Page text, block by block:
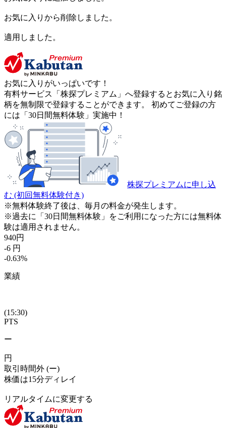
お気に入りから削除しました。
適用しました。
お気に入りがいっぱいです！
有料サービス「株探プレミアム」へ登録するとお気に入り銘
柄を無制限で登録することができます。 初めてご登録の方
には「30日間無料体験」実施中！
株探プレミアムに申し込
む (初回無料体験付き)
※無料体験終了後は、毎月の料金が発生します。
※過去に「30日間無料体験」をご利用になった方には無料体
験は適用されません。
940円
-6 円
-0.63%
業績
(15:30)
PTS
ー
円
取引時間外 (ー)
株価は15分ディレイ
リアルタイムに変更する